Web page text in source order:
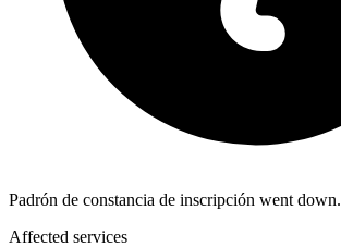
Padrón de constancia de inscripción went down.
Affected services